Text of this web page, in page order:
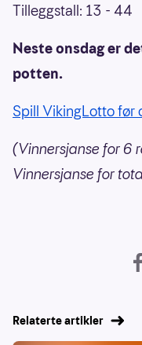
Tilleggstall: 13 - 44
Neste onsdag er
potten.
Spill VikingLotto før
(Vinnersjanse for 6
Vinnersjanse for
Relaterte artikler